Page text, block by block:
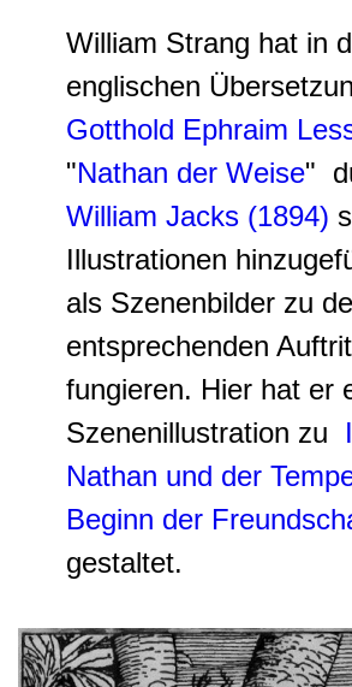
William Strang hat in
englischen
Gotthold Ephraim
"Nathan der Weise"
William Jacks (1894)
Illustrationen
als Szenenbilder zu
entsprechenden
fungieren. Hier hat er
Szenenillustration zu
Nathan und der
Beginn der
gestaltet.